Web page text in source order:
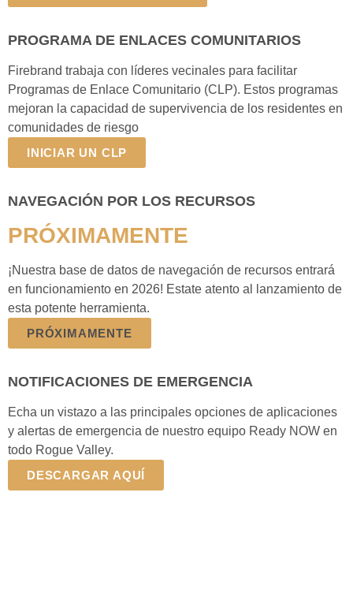
PROGRAMA DE ENLACES COMUNITARIOS
Firebrand trabaja con líderes vecinales para facilitar
Programas de Enlace Comunitario (CLP). Estos programas
mejoran la capacidad de supervivencia de los residentes en
comunidades de riesgo
INICIAR UN CLP
NAVEGACIÓN POR LOS RECURSOS
PRÓXIMAMENTE
¡Nuestra base de datos de navegación de recursos entrará
en funcionamiento en 2026! Estate atento al lanzamiento de
esta potente herramienta.
PRÓXIMAMENTE
NOTIFICACIONES DE EMERGENCIA
Echa un vistazo a las principales opciones de aplicaciones
y alertas de emergencia de nuestro equipo Ready NOW en
todo Rogue Valley.
DESCARGAR AQUÍ